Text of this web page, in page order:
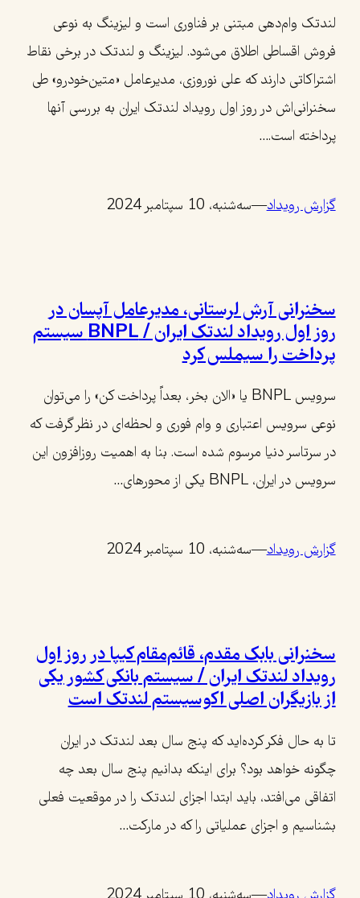
لندتک وام‌دهی مبتنی بر فناوری است و لیزینگ به نوعی
فروش اقساطی اطلاق می‌شود. لیزینگ و لندتک در برخی نقاط
اشتراکاتی دارند که علی نوروزی، مدیرعامل «متین‌خودرو» طی
سخنرانی‌اش در روز اول رویداد لندتک ایران به بررسی آنها
پرداخته است.…
گزارش رویداد—سه‌شنبه، 10 سپتامبر 2024
سخنرانی آرش لرستانی،‌ مدیرعامل آپسان در
روز اول رویداد لندتک ایران / BNPL‌ سیستم
پرداخت را سیملس کرد
سرویس BNPL یا «الان بخر، بعداً پرداخت کن»‌ را می‌توان
نوعی سرویس اعتباری و وام فوری و لحظه‌ای در نظر گرفت که
در سرتاسر دنیا مرسوم شده است. بنا به اهمیت روزافزون این
سرویس در ایران، BNPL یکی از محورهای…
گزارش رویداد—سه‌شنبه، 10 سپتامبر 2024
سخنرانی بابک مقدم،‌ قائم‌مقام کیپا در روز اول
رویداد لندتک ایران / سیستم بانکی کشور یکی
از بازیگران اصلی اکوسیستم لندتک است
تا به حال فکر کرده‌اید که پنج سال بعد لندتک در ایران
چگونه خواهد بود؟ برای اینکه بدانیم پنج سال بعد چه
اتفاقی می‌افتد، باید ابتدا اجزای لندتک را در موقعیت فعلی
بشناسیم و اجزای عملیاتی را که در مارکت…